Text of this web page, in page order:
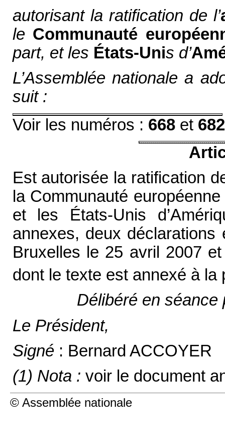
autorisant la ratification de l’
le Communauté
part, et les États-Unis d’
L’Assemblée nationale a
suit :
Voir les numéros : 668et 682
Est autorisée la ratification
la Communauté
et les États-Unis
annexes, deux
Bruxelles le 25 avril 2007
dont le texte est annexé à
Délibéré en séance
Le Président,
Signé : Bernard ACCOYER
(1) Nota : voir le document
© Assemblée nationale